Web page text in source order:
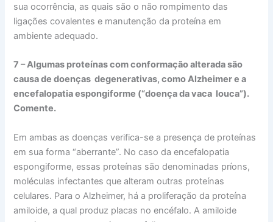
sua ocorrência, as quais são o não rompimento das
ligações covalentes e manutenção da proteína em
ambiente adequado.
7 – Algumas proteínas com conformação alterada são
causa de doenças degenerativas, como Alzheimer e a
encefalopatia espongiforme (“doença da vaca louca”).
Comente.
Em ambas as doenças verifica-se a presença de proteínas
em sua forma “aberrante”. No caso da encefalopatia
espongiforme, essas proteínas são denominadas príons,
moléculas infectantes que alteram outras proteínas
celulares. Para o Alzheimer, há a proliferação da proteína
amiloide, a qual produz placas no encéfalo. A amiloide